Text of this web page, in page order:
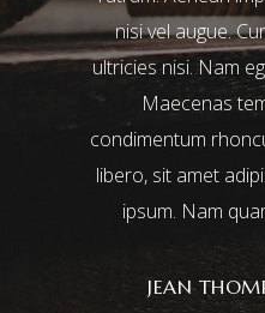
Donec
nisi vel augue.
ultricies nisi. Nam
Maecenas
condimentum
libero, sit amet
ipsum. Nam
JEAN